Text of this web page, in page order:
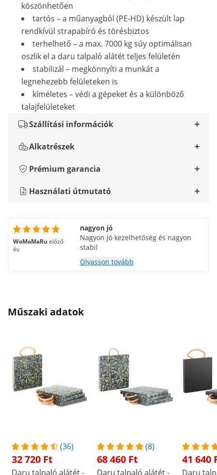
köszönhetően
tartós – a műanyagból (PE-HD) készült lap
rendkívül strapabíró és törésbiztos
terhelhető – a max. 7000 kg súy optimálisan
oszlik el a daru talpaló alátét teljes felületén
stabilizál – megkönnyíti a munkát a
legnehezebb felületeken is
kíméletes – védi a gépeket és a különböző
talajfelületeket
Szállítási információk
Alkatrészek
Prémium garancia
Használati útmutató
WoMoMaRu előző
év
nagyon jó
Nagyon jó kezelhetőség és nagyon
stabil
Olvasson tovább
Műszaki adatok
(36)
32 720 Ft
Daru talpaló alátét -
(8)
68 460 Ft
Daru talpaló alátét -
41 640
Daru